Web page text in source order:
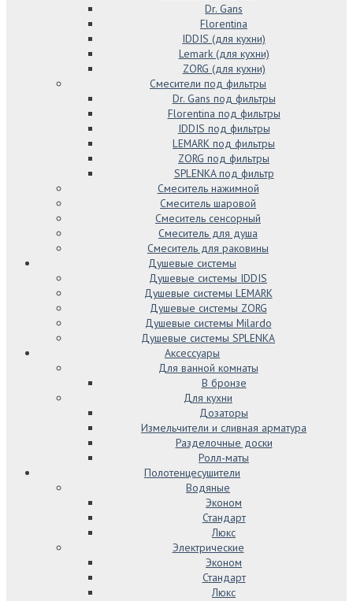
Dr. Gans
Florentina
IDDIS (для кухни)
Lemark (для кухни)
ZORG (для кухни)
Смесители под фильтры
Dr. Gans под фильтры
Florentina под фильтры
IDDIS под фильтры
LEMARK под фильтры
ZORG под фильтры
SPLENKA под фильтр
Смеситель нажимной
Смеситель шаровой
Смеситель сенсорный
Смеситель для душа
Смеситель для раковины
Душевые системы
Душевые системы IDDIS
Душевые системы LEMARK
Душевые системы ZORG
Душевые системы Milardo
Душевые системы SPLENKA
Аксессуары
Для ванной комнаты
В бронзе
Для кухни
Дозаторы
Измельчители и сливная арматура
Разделочные доски
Ролл-маты
Полотенцесушители
Водяные
Эконом
Стандарт
Люкс
Электрические
Эконом
Стандарт
Люкс